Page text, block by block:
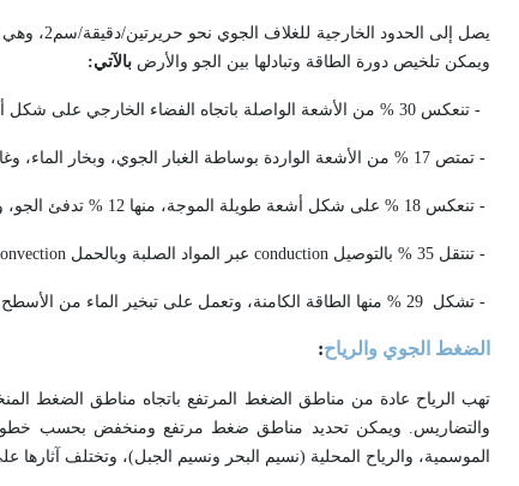
ويمكن تلخيص دورة الطاقة وتبادلها بين الجو والأرض بالآتي:
- تنعكس 30 % من الأشعة الواصلة باتجاه الفضاء الخارجي على شكل أشعة قصيرة الموجة
- تمتص 17 % من الأشعة الواردة بوساطة الغبار الجوي، وبخار الماء، وغازات الدفيئة، ويتوزع الباقي (%53)
- تنعكس 18 % على شكل أشعة طويلة الموجة، منها 12 % تدفئ الجو، و6 % تعود للفضاء
- تنتقل 35 % بالتوصيل conduction عبر المواد الصلبة وبالحمل
- تشكل 29 % منها الطاقة الكامنة، وتعمل على تبخير الماء من الأسطح المائية والتبخر النتحي
الضغط الجوي والرياح:
تهب الرياح عادة من مناطق الضغط المرتفع باتجاه مناطق الضغط
والتضاريس. ويمكن تحديد مناطق ضغط مرتفع ومنخفض بحسب خطوط
الموسمية، والرياح المحلية (نسيم البحر ونسيم الجبل)، وتختلف آثارها